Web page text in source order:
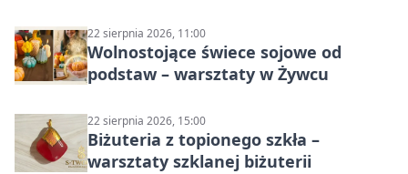
22 sierpnia 2026, 11:00
Wolnostojące świece sojowe od
podstaw – warsztaty w Żywcu
22 sierpnia 2026, 15:00
Biżuteria z topionego szkła –
warsztaty szklanej biżuterii